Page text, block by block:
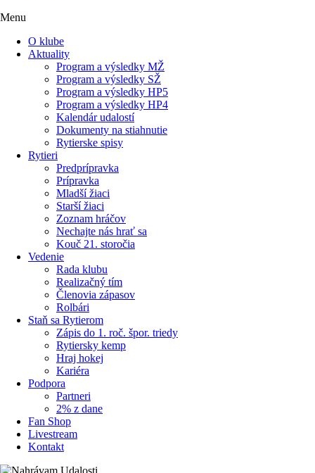
Menu
O klube
Aktuality
Program a výsledky MŽ
Program a výsledky SŽ
Program a výsledky HP5
Program a výsledky HP4
Kalendár udalostí
Dokumenty na stiahnutie
Rytierske spisy
Rytieri
Predprípravka
Prípravka
Mladší žiaci
Starší žiaci
Zoznam hráčov
Nechajte nás hrať sa
Kouč 21. storočia
Vedenie
Rada klubu
Realizačný tím
Členovia zápasov
Rolbári
Staň sa Rytierom
Zápis do 1. roč. špor. triedy
Rytiersky kemp
Hraj hokej
Kariéra
Podpora
Partneri
2% z dane
Fan Shop
Livestream
Kontakt